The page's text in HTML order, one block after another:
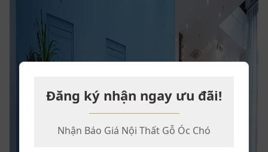
Đăng ký nhận ngay ưu đãi!
Nhận Báo Giá Nội Thất Gỗ Óc Chó